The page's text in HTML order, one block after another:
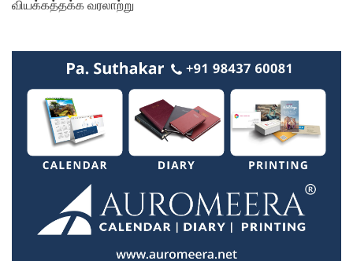
வியக்கத்தக்க வரலாற்று